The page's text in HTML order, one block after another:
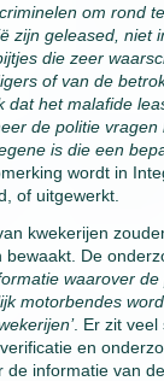
om rond
zijn geleased, niet
die zeer
of van de
dat het malafide
de politie vragen
is die een
wordt in
of uitgewerkt.
kwekerijen
De
waarover
motorbendes
. Er zit veel
en
de informatie van